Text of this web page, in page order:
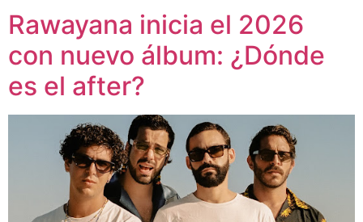
Rawayana inicia el 2026
con nuevo álbum: ¿Dónde
es el after?